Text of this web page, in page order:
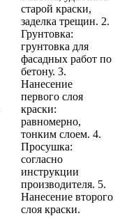
старой краски,
заделка трещин. 2.
Грунтовка:
грунтовка для
фасадных работ по
бетону. 3.
Нанесение
первого слоя
краски:
равномерно,
тонким слоем. 4.
Просушка:
согласно
инструкции
производителя. 5.
Нанесение второго
слоя краски.